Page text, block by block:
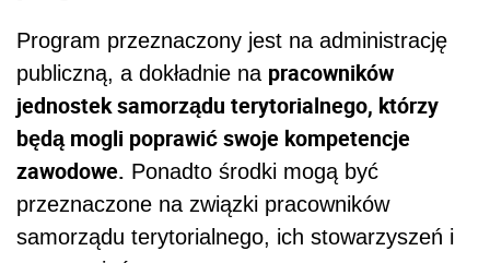
Program przeznaczony jest na administrację
publiczną, a dokładnie na pracowników
jednostek samorządu terytorialnego, którzy
będą mogli poprawić swoje kompetencje
zawodowe. Ponadto środki mogą być
przeznaczone na związki pracowników
samorządu terytorialnego, ich stowarzyszeń i